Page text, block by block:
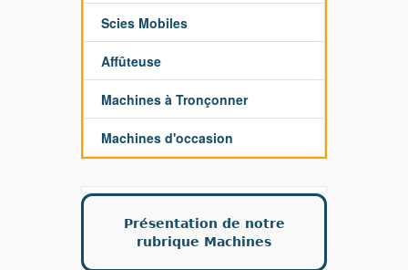
Scies Mobiles
Affûteuse
Machines à Tronçonner
Machines d'occasion
Présentation de notre
rubrique Machines